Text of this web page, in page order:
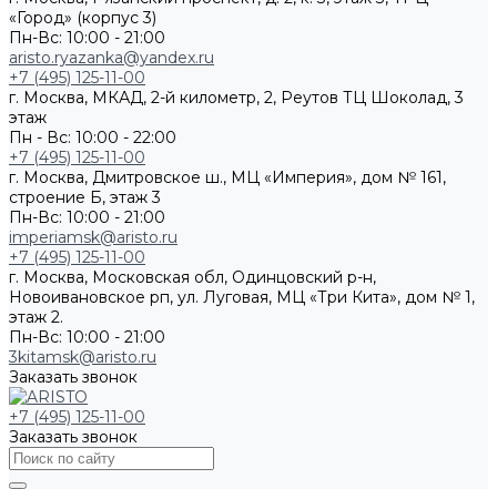
«Город» (корпус 3)
Пн-Вс: 10:00 - 21:00
aristo.ryazanka@yandex.ru
+7 (495) 125-11-00
г. Москва, МКАД, 2-й километр, 2, Реутов ТЦ Шоколад, 3
этаж
Пн - Вс: 10:00 - 22:00
+7 (495) 125-11-00
г. Москва, Дмитровское ш., МЦ «Империя», дом № 161,
строение Б, этаж 3
Пн-Вс: 10:00 - 21:00
imperiamsk@aristo.ru
+7 (495) 125-11-00
г. Москва, Московская обл, Одинцовский р-н,
Новоивановское рп, ул. Луговая, МЦ «Три Кита», дом № 1,
этаж 2.
Пн-Вс: 10:00 - 21:00
3kitamsk@aristo.ru
Заказать звонок
+7 (495) 125-11-00
Заказать звонок